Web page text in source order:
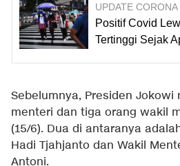
UPDATE
Positif Covid
Tertinggi Sejak
Sebelumnya, Presiden
menteri dan tiga orang wakil
(15/6). Dua di antaranya
Hadi Tjahjanto dan Wakil
Antoni.